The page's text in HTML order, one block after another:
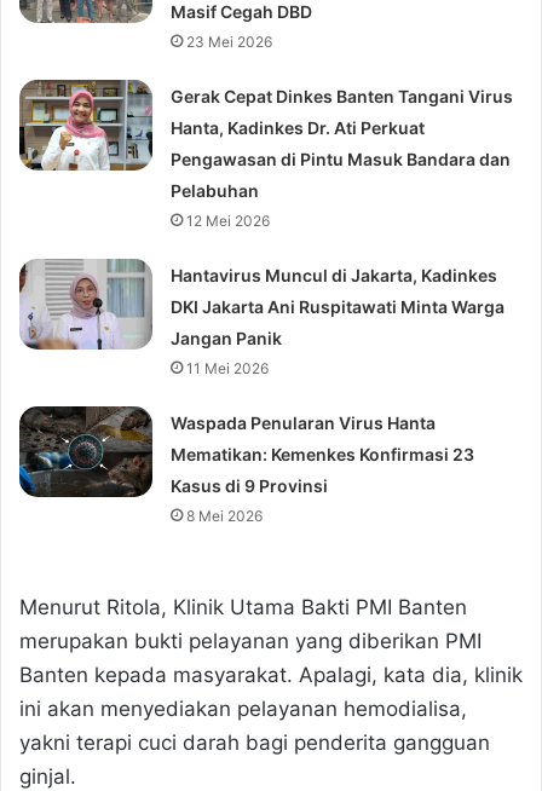
Masif Cegah DBD
23 Mei 2026
Gerak Cepat Dinkes Banten Tangani Virus
Hanta, Kadinkes Dr. Ati Perkuat
Pengawasan di Pintu Masuk Bandara dan
Pelabuhan
12 Mei 2026
Hantavirus Muncul di Jakarta, Kadinkes
DKI Jakarta Ani Ruspitawati Minta Warga
Jangan Panik
11 Mei 2026
Waspada Penularan Virus Hanta
Mematikan: Kemenkes Konfirmasi 23
Kasus di 9 Provinsi
8 Mei 2026
Menurut Ritola, Klinik Utama Bakti PMI Banten
merupakan bukti pelayanan yang diberikan PMI
Banten kepada masyarakat. Apalagi, kata dia, klinik
ini akan menyediakan pelayanan hemodialisa,
yakni terapi cuci darah bagi penderita gangguan
ginjal.